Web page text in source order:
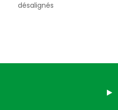
désalignés